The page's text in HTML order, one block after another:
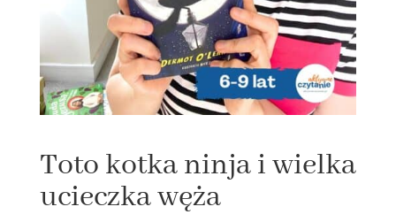
Toto kotka ninja i wielka
ucieczka węża